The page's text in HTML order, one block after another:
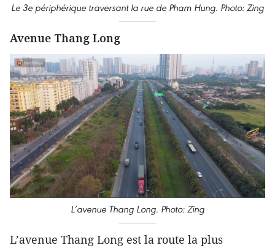
Le 3e périphérique traversant la rue de Pham Hung. Photo: Zing
Avenue Thang Long
L’avenue Thang Long. Photo: Zing
L’avenue Thang Long est la route la plus